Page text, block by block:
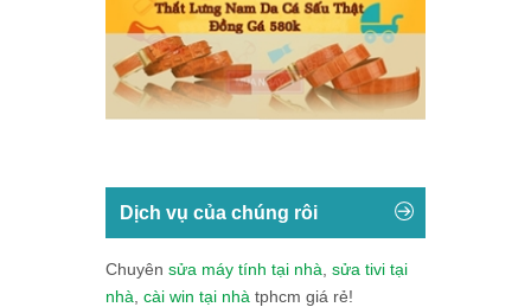
Dịch vụ của chúng rôi
Chuyên sửa máy tính tại nhà sửa tivi tại
nhà cài win tại nhà tphcm giá rẻ!